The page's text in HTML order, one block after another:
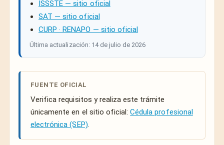
ISSSTE — sitio oficial
SAT — sitio oficial
CURP · RENAPO — sitio oficial
Última actualización: 14 de julio de 2026
FUENTE OFICIAL
Verifica requisitos y realiza este trámite
únicamente en el sitio oficial:Cédula profesional
electrónica (SEP).